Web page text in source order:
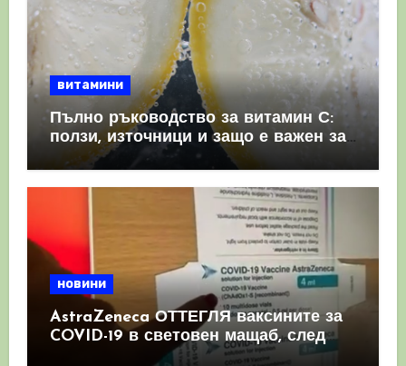
витамини
Пълно ръководство за витамин С:
ползи, източници и защо е важен за
имунната система
новини
AstraZeneca ОТТЕГЛЯ ваксините за
COVID-19 в световен мащаб, след
като призна, че те причиняват